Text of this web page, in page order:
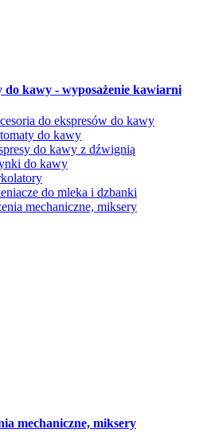
do kawy - wyposażenie kawiarni
do ekspresów do kawy
do kawy
do kawy z dźwignią
do kawy
do mleka i dzbanki
mechaniczne, miksery